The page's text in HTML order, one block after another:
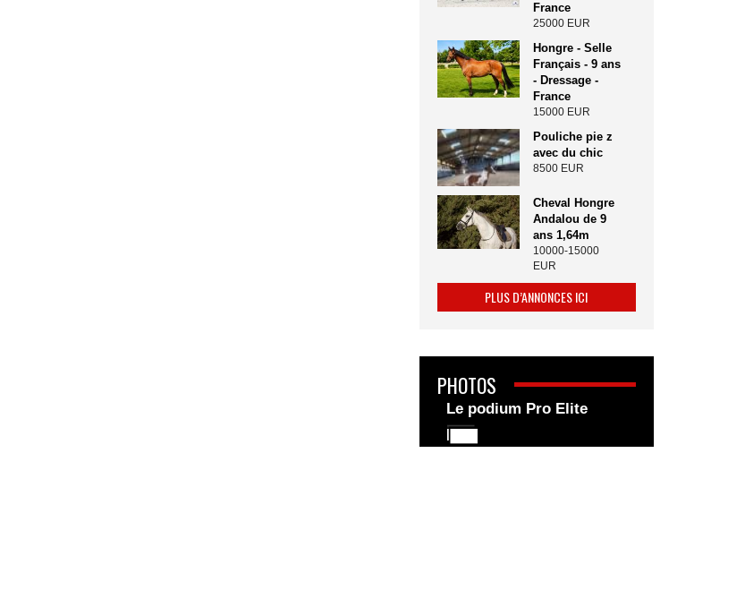
France
25000 EUR
Hongre - Selle
Français - 9 ans
- Dressage -
France
15000 EUR
Pouliche pie z
avec du chic
8500 EUR
Cheval Hongre
Andalou de 9
ans 1,64m
10000-15000
EUR
PLUS D’ANNONCES ICI
PHOTOS
Le podium Pro Elite